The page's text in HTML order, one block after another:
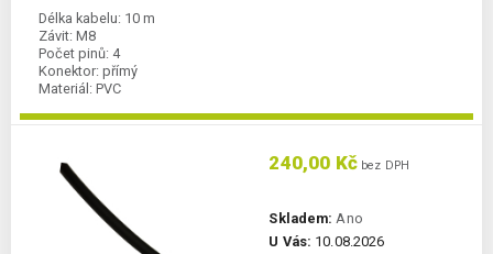
Délka kabelu: 10 m
Závit: M8
Počet pinů: 4
Konektor: přímý
Materiál: PVC
240,00 Kč bez DPH
Skladem: Ano
U Vás: 10.08.2026